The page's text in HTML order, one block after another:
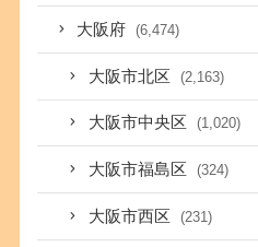
大阪府 (6,474)
大阪市北区 (2,163)
大阪市中央区 (1,020)
大阪市福島区 (324)
大阪市西区 (231)